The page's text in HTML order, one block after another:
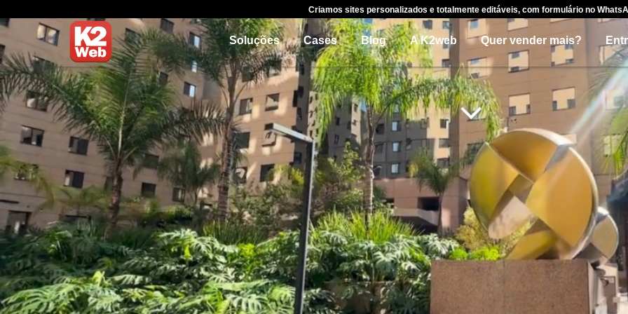
Criamos sites personalizados e totalmente editáveis, com formulário no
Soluções Cases Blog A K2web Quer vender mais?